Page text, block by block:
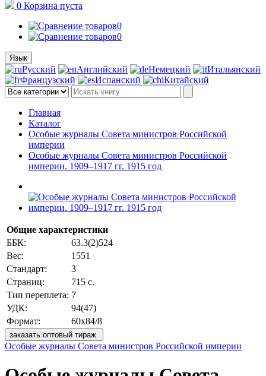
0 Корзина пуста
0
0
Язык
Русский Английский Немецкий
Итальянский
Французский
Испанский Китайский
Главная
Каталог
Особые журналы Совета министров Российской
империи
Особые журналы Совета министров Российской
империи. 1909–1917 гг. 1915 год
Общие характеристики
ББК:
63.3(2)524
Вес:
1551
Стандарт:
3
Страниц:
715 с.
Тип переплета: 7
УДК:
94(47)
Формат:
60x84/8
заказать оптовый тираж
Особые журналы Совета министров Российской империи